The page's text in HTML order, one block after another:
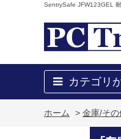
SentrySafe JFW123GEL
カテゴリ
ホーム > 金庫/その